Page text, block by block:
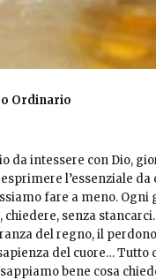
Ordinario
da intessere con Dio,
l’essenziale
fare a meno. Ogni
senza
del regno, il
del cuore… Tutto
bene cosa